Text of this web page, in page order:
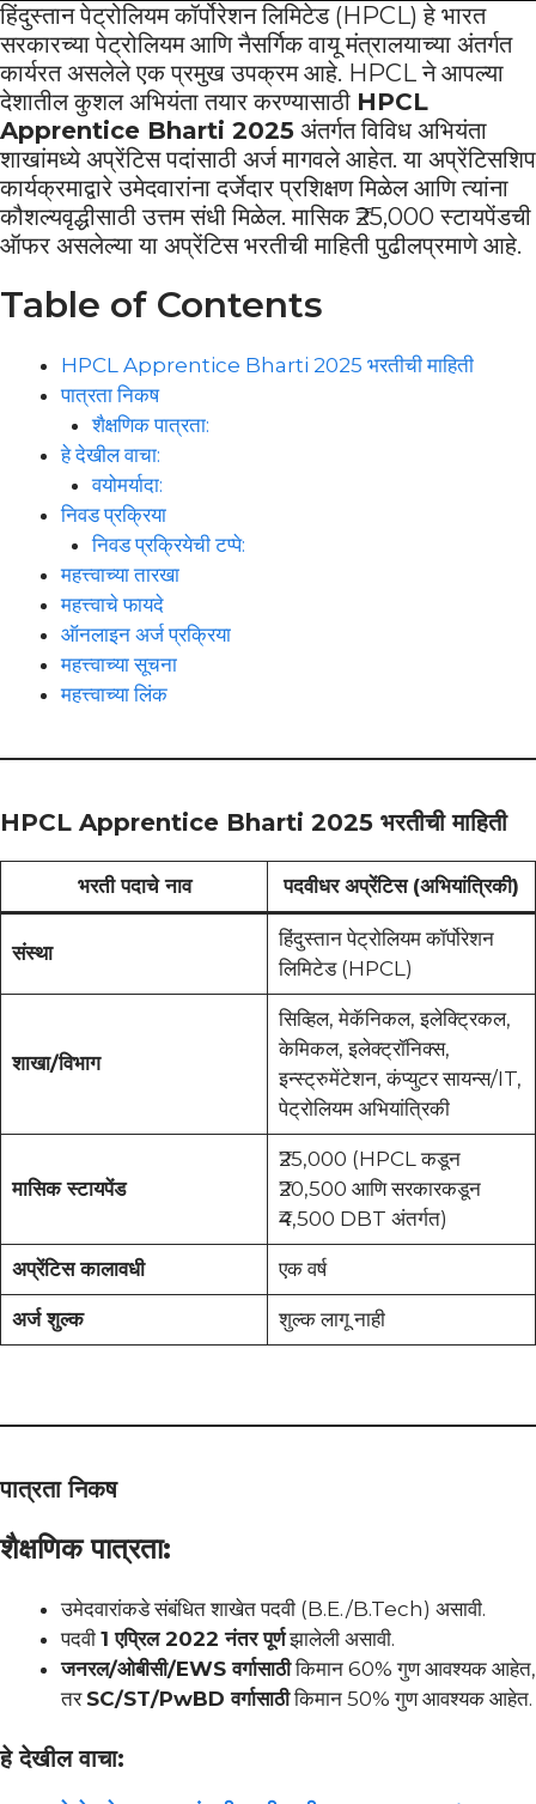
हिंदुस्तान पेट्रोलियम कॉर्पोरेशन लिमिटेड (HPCL) हे भारत
सरकारच्या पेट्रोलियम आणि नैसर्गिक वायू मंत्रालयाच्या अंतर्गत
कार्यरत असलेले एक प्रमुख उपक्रम आहे. HPCL ने आपल्या
देशातील कुशल अभियंता तयार करण्यासाठी HPCL
Apprentice Bharti 2025 अंतर्गत विविध अभियंता
शाखांमध्ये अप्रेंटिस पदांसाठी अर्ज मागवले आहेत. या अप्रेंटिसशिप
कार्यक्रमाद्वारे उमेदवारांना दर्जेदार प्रशिक्षण मिळेल आणि त्यांना
कौशल्यवृद्धीसाठी उत्तम संधी मिळेल. मासिक ₹25,000 स्टायपेंडची
ऑफर असलेल्या या अप्रेंटिस भरतीची माहिती पुढीलप्रमाणे आहे.
Table of Contents
HPCL Apprentice Bharti 2025 भरतीची माहिती
पात्रता निकष
शैक्षणिक पात्रता:
हे देखील वाचा:
वयोमर्यादा:
निवड प्रक्रिया
निवड प्रक्रियेची टप्पे:
महत्त्वाच्या तारखा
महत्त्वाचे फायदे
ऑनलाइन अर्ज प्रक्रिया
महत्त्वाच्या सूचना
महत्त्वाच्या लिंक
HPCL Apprentice Bharti 2025 भरतीची माहिती
भरती पदाचे नाव पदवीधर अप्रेंटिस (अभियांत्रिकी)
संस्था
हिंदुस्तान पेट्रोलियम कॉर्पोरेशन
लिमिटेड (HPCL)
शाखा/विभाग
सिव्हिल, मेकॅनिकल, इलेक्ट्रिकल,
केमिकल, इलेक्ट्रॉनिक्स,
इन्स्ट्रुमेंटेशन, कंप्युटर सायन्स/IT,
पेट्रोलियम अभियांत्रिकी
मासिक स्टायपेंड
₹25,000 (HPCL कडून
₹20,500 आणि सरकारकडून
₹4,500 DBT अंतर्गत)
अप्रेंटिस कालावधी एक वर्ष
अर्ज शुल्क शुल्क लागू नाही
पात्रता निकष
शैक्षणिक पात्रता:
उमेदवारांकडे संबंधित शाखेत पदवी (B.E./B.Tech) असावी.
पदवी 1 एप्रिल 2022 नंतर पूर्णझालेली असावी.
जनरल/ओबीसी/EWS वर्गासाठीकिमान 60% गुण आवश्यक आहेत,
तर SC/ST/PwBD वर्गासाठीकिमान 50% गुण आवश्यक आहेत.
हे देखील वाचा: